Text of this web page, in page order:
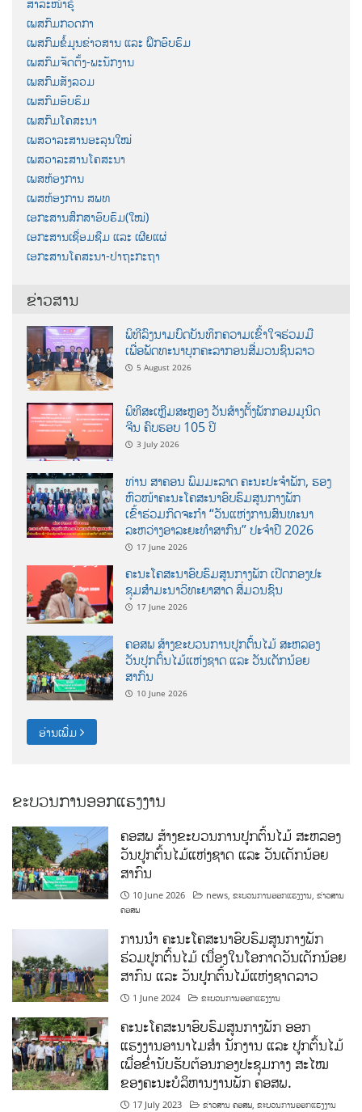
ສາລະໜ້າຮູ້
ເພສກົມກວດກາ
ເພສກົມຂໍ້ມູນຂ່າວສານ ແລະ ຝຶກອົບຮົມ
ເພສກົມຈັດຕັ້ງ-ພະນັກງານ
ເພສກົມສັງລວມ
ເພສກົມອົບຮົມ
ເພສກົມໂຄສະນາ
ເພສວາລະສານອະລຸນໃໝ່
ເພສວາລະສານໂຄສະນາ
ເພສຫ້ອງການ
ເພສຫ້ອງການ ສພທ
ເອກະສານສຶກສາອົບຮົມ(ໃໝ່)
ເອກະສານເຊື່ອມຊືມ ແລະ ເຜີຍແຜ່
ເອກະສານໂຄສະນາ-ປາຖະກະຖາ
ຂ່າວສານ
ພິທີລົງນາມບົດບັນທຶກຄວາມເຂົ້າໃຈຮ່ວມມື
ເພື່ອພັດທະນາບຸກຄະລາກອນສື່ມວນຊົນລາວ
5 August 2026
ພິທີສະເຫຼີມສະຫຼອງ ວັນສ້າງຕັ້ງພັກກອມມູນິດ
ຈີນ ຄົບຮອບ 105 ປີ
3 July 2026
ທ່ານ ສາຄອນ ພົມມະລາດ ຄະນະປະຈໍາພັກ, ຮອງ
ຫົວໜ້າຄະນະໂຄສະນາອົບຮົມສູນກາງພັກ
ເຂົ້າຮ່ວມກິດຈະກຳ “ວັນແຫ່ງການສົນທະນາ
ລະຫວ່າງອາລະຍະທຳສາກົນ” ປະຈຳປີ 2026
17 June 2026
ຄະນະໂຄສະນາອົບຮົມສູນກາງພັກ ເປີດກອງປະ
ຊຸມສຳມະນາວິທະຍາສາດ ສຶ່ມວນຊົນ
17 June 2026
ຄອສພ ສ້າງຂະບວນການປູກຕົ້ນໄມ້ ສະຫລອງ
ວັນປູກຕົ້ນໄມ້ແຫ່ງຊາດ ແລະ ວັນເດັກນ້ອຍ
ສາກົນ
10 June 2026
ອ່ານເພີ່ມ
ຂະບວນການອອກແຮງງານ
ຄອສພ ສ້າງຂະບວນການປູກຕົ້ນໄມ້ ສະຫລອງ
ວັນປູກຕົ້ນໄມ້ແຫ່ງຊາດ ແລະ ວັນເດັກນ້ອຍ
ສາກົນ
10 June 2026 news,ຂະບວນການອອກແຮງງານ,ຂ່າວສານ
ຄອສພ
ການນໍາ ຄະນະໂຄສະນາອົບຮົມສູນກາງພັກ
ຮ່ວມປູກຕົ້ນໄມ້ ເນື່ອງໃນໂອກາດວັນເດັກນ້ອຍ
ສາກົນ ແລະ ວັນປູກຕົ້ນໄມ້ແຫ່ງຊາດລາວ
1 June 2024 ຂະບວນການອອກແຮງງານ
ຄະນະໂຄສະນາອົບຮົມສູນກາງພັກ ອອກ
ແຮງງານອານາໄມສໍາ ນັກງານ ແລະ ປູກຕົ້ນໄມ້
ເພື່ອຂໍ່ານັບຮັບຕ້ອນກອງປະຊຸມກາງ ສະໄໝ
ຂອງຄະນະບໍລິຫານງານພັກ ຄອສພ.
17 July 2023 ຂ່າວສານ ຄອສພ,ຂະບວນການອອກແຮງງານ